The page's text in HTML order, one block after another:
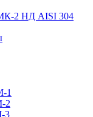
2 НД AISI 304
1
2
3